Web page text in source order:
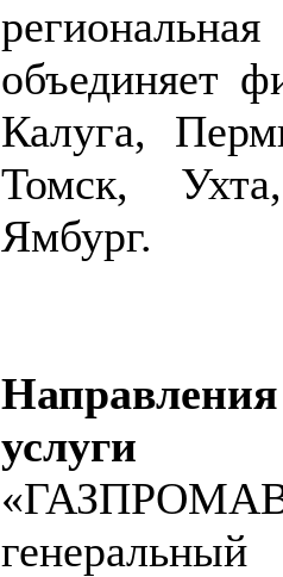
объединяет
Калуга,
Томск,
Ямбург.
услуги